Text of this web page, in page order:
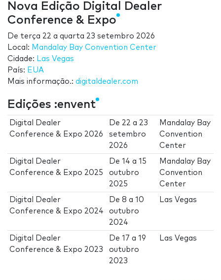
Nova Edição Digital Dealer
Conference & Expo
De terça 22 a quarta 23 setembro 2026
Local: Mandalay Bay Convention Center
Cidade: Las Vegas
País: EUA
Mais informação.: digitaldealer.com
Edições :envent
Digital Dealer
Conference & Expo 2026
De 22 a 23
setembro
2026
Mandalay Bay
Convention
Center
Digital Dealer
Conference & Expo 2025
De14 a15
outubro
2025
Mandalay Bay
Convention
Center
Digital Dealer
Conference & Expo 2024
De8 a10
outubro
2024
Las Vegas
Digital Dealer
Conference & Expo 2023
De17 a19
outubro
2023
Las Vegas